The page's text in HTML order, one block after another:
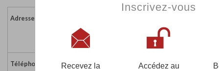
Adresse :
Téléphone : 02 97 75 74 00
Inscrivez-vous
Recevez la
Accédez au